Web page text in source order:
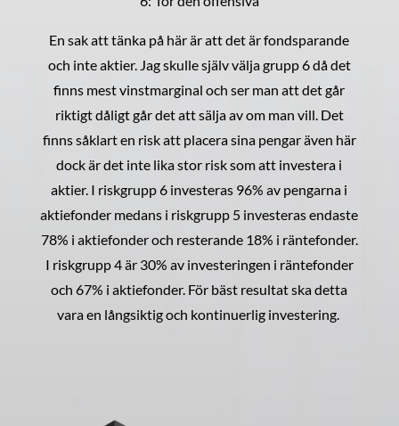
En sak att tänka på här är att det är fondsparande
och inte aktier. Jag skulle själv välja grupp 6 då det
finns mest vinstmarginal och ser man att det går
riktigt dåligt går det att sälja av om man vill. Det
finns såklart en risk att placera sina pengar även här
dock är det inte lika stor risk som att investera i
aktier. I riskgrupp 6 investeras 96% av pengarna i
aktiefonder medans i riskgrupp 5 investeras endaste
78% i aktiefonder och resterande 18% i räntefonder.
I riskgrupp 4 är 30% av investeringen i räntefonder
och 67% i aktiefonder. För bäst resultat ska detta
vara en långsiktig och kontinuerlig investering.